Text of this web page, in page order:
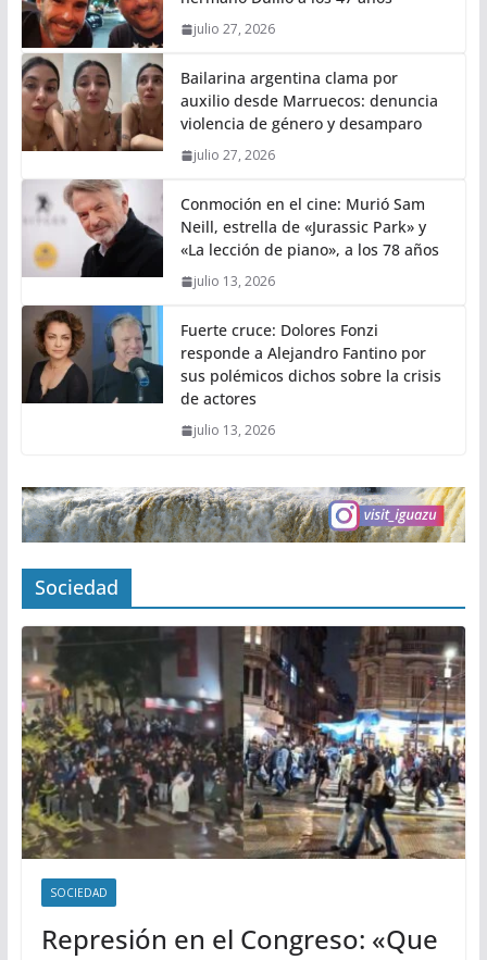
julio 27, 2026
Bailarina argentina clama por
auxilio desde Marruecos: denuncia
violencia de género y desamparo
julio 27, 2026
Conmoción en el cine: Murió Sam
Neill, estrella de «Jurassic Park» y
«La lección de piano», a los 78 años
julio 13, 2026
Fuerte cruce: Dolores Fonzi
responde a Alejandro Fantino por
sus polémicos dichos sobre la crisis
de actores
julio 13, 2026
Sociedad
SOCIEDAD
Represión en el Congreso: «Que